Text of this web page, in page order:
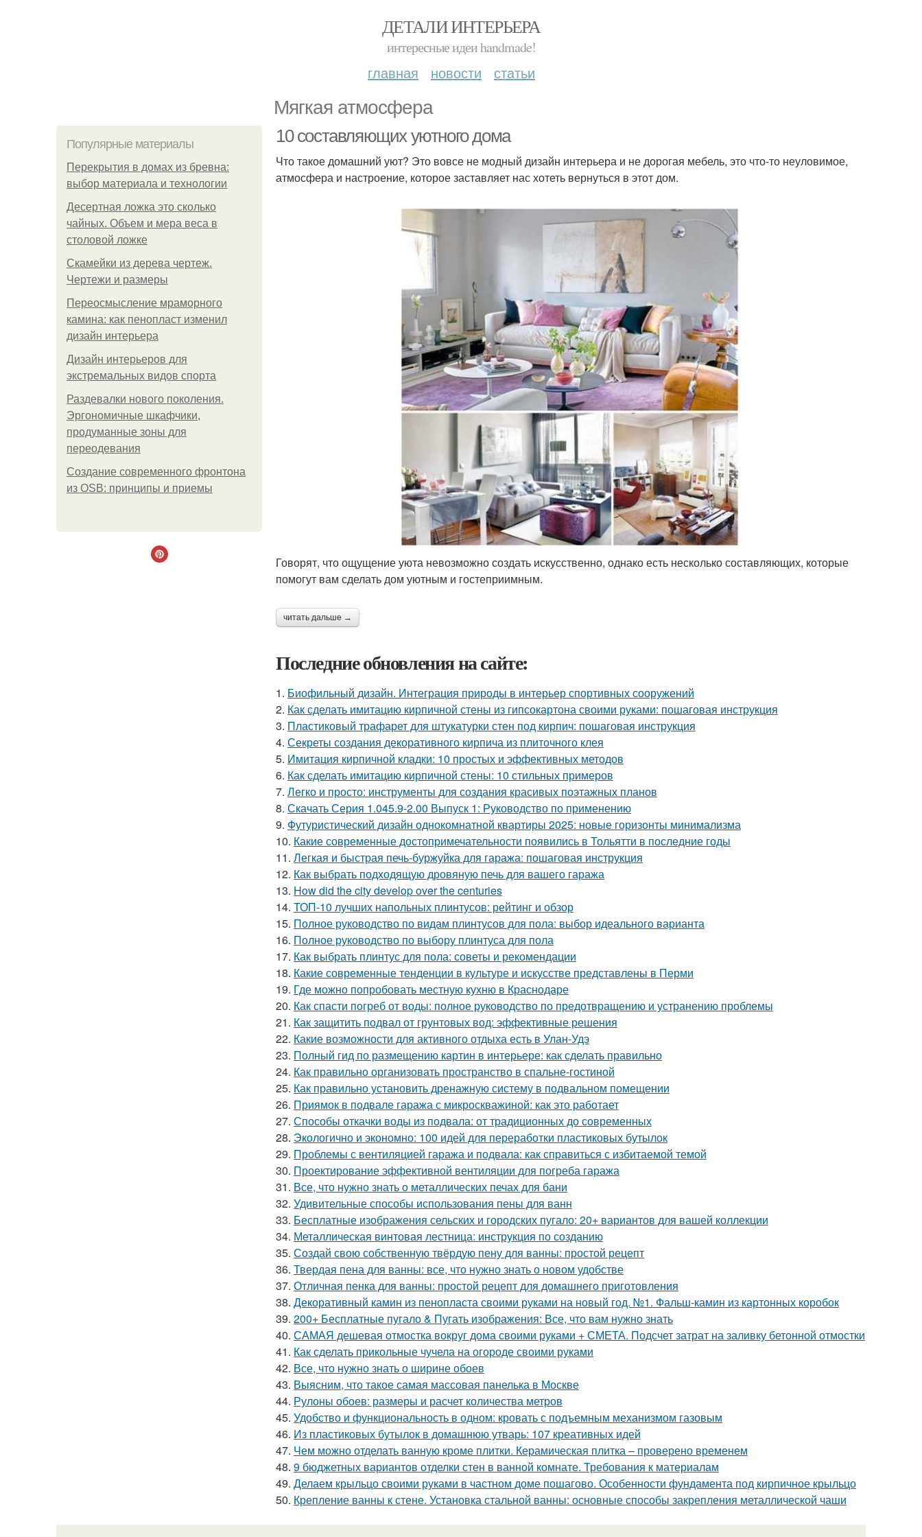
ДЕТАЛИ ИНТЕРЬЕРА
интересные идеи handmade!
главная новости статьи
Мягкая атмосфера
Популярные материалы
Перекрытия в домах из бревна:
выбор материала и технологии
Десертная ложка это сколько
чайных. Объем и мера веса в
столовой ложке
Скамейки из дерева чертеж.
Чертежи и размеры
Переосмысление мраморного
камина: как пенопласт изменил
дизайн интерьера
Дизайн интерьеров для
экстремальных видов спорта
Раздевалки нового поколения.
Эргономичные шкафчики,
продуманные зоны для
переодевания
Создание современного фронтона
из OSB: принципы и приемы
10 составляющих уютного дома
Что такое домашний уют? Это вовсе не модный дизайн интерьера и не дорогая мебель, это что-то неуловимое,
атмосфера и настроение, которое заставляет нас хотеть вернуться в этот дом.
Говорят, что ощущение уюта невозможно создать искусственно, однако есть несколько составляющих, которые
помогут вам сделать дом уютным и гостеприимным.
читать дальше →
Последние обновления на сайте:
1. Биофильный дизайн. Интеграция природы в интерьер спортивных сооружений
2. Как сделать имитацию кирпичной стены из гипсокартона своими руками: пошаговая инструкция
3. Пластиковый трафарет для штукатурки стен под кирпич: пошаговая инструкция
4. Секреты создания декоративного кирпича из плиточного клея
5. Имитация кирпичной кладки: 10 простых и эффективных методов
6. Как сделать имитацию кирпичной стены: 10 стильных примеров
7. Легко и просто: инструменты для создания красивых поэтажных планов
8. Скачать Серия 1.045.9-2.00 Выпуск 1: Руководство по применению
9. Футуристический дизайн однокомнатной квартиры 2025: новые горизонты минимализма
10. Какие современные достопримечательности появились в Тольятти в последние годы
11. Легкая и быстрая печь-буржуйка для гаража: пошаговая инструкция
12. Как выбрать подходящую дровяную печь для вашего гаража
13. How did the city develop over the centuries
14. ТОП-10 лучших напольных плинтусов: рейтинг и обзор
15. Полное руководство по видам плинтусов для пола: выбор идеального варианта
16. Полное руководство по выбору плинтуса для пола
17. Как выбрать плинтус для пола: советы и рекомендации
18. Какие современные тенденции в культуре и искусстве представлены в Перми
19. Где можно попробовать местную кухню в Краснодаре
20. Как спасти погреб от воды: полное руководство по предотвращению и устранению проблемы
21. Как защитить подвал от грунтовых вод: эффективные решения
22. Какие возможности для активного отдыха есть в Улан-Удэ
23. Полный гид по размещению картин в интерьере: как сделать правильно
24. Как правильно организовать пространство в спальне-гостиной
25. Как правильно установить дренажную систему в подвальном помещении
26. Приямок в подвале гаража с микроскважиной: как это работает
27. Способы откачки воды из подвала: от традиционных до современных
28. Экологично и экономно: 100 идей для переработки пластиковых бутылок
29. Проблемы с вентиляцией гаража и подвала: как справиться с избитаемой темой
30. Проектирование эффективной вентиляции для погреба гаража
31. Все, что нужно знать о металлических печах для бани
32. Удивительные способы использования пены для ванн
33. Бесплатные изображения сельских и городских пугало: 20+ вариантов для вашей коллекции
34. Металлическая винтовая лестница: инструкция по созданию
35. Создай свою собственную твёрдую пену для ванны: простой рецепт
36. Твердая пена для ванны: все, что нужно знать о новом удобстве
37. Отличная пенка для ванны: простой рецепт для домашнего приготовления
38. Декоративный камин из пенопласта своими руками на новый год. №1. Фальш-камин из картонных коробок
39. 200+ Бесплатные пугало & Пугать изображения: Все, что вам нужно знать
40. САМАЯ дешевая отмостка вокруг дома своими руками + СМЕТА. Подсчет затрат на заливку бетонной отмостки
41. Как сделать прикольные чучела на огороде своими руками
42. Все, что нужно знать о ширине обоев
43. Выясним, что такое самая массовая панелька в Москве
44. Рулоны обоев: размеры и расчет количества метров
45. Удобство и функциональность в одном: кровать с подъемным механизмом газовым
46. Из пластиковых бутылок в домашнюю утварь: 107 креативных идей
47. Чем можно отделать ванную кроме плитки. Керамическая плитка – проверено временем
48. 9 бюджетных вариантов отделки стен в ванной комнате. Требования к материалам
49. Делаем крыльцо своими руками в частном доме пошагово. Особенности фундамента под кирпичное крыльцо
50. Крепление ванны к стене. Установка стальной ванны: основные способы закрепления металлической чаши